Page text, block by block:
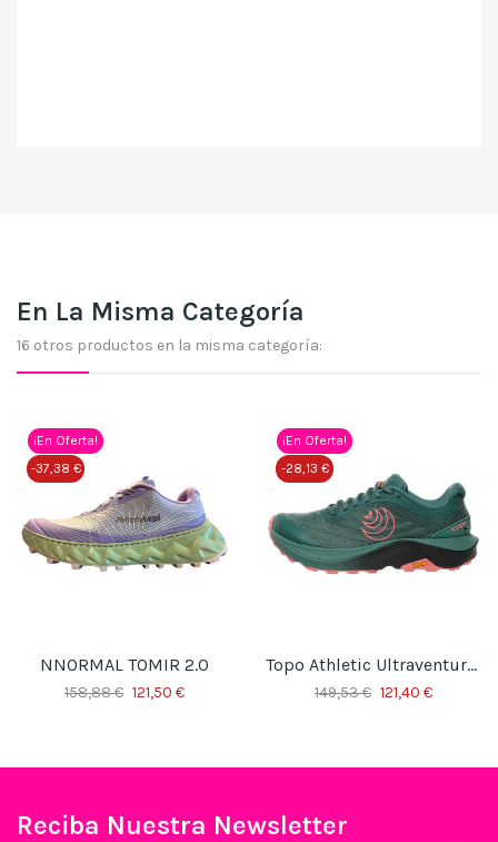
En La Misma Categoría
16 otros productos en la misma categoría:
-37,38 €
¡En Oferta!
NNORMAL TOMIR 2.0
158,88 € 121,50 €
-28,13 €
¡En Oferta!
Topo Athletic Ultraventure 4
149,53 € 121,40 €
Reciba Nuestra Newsletter